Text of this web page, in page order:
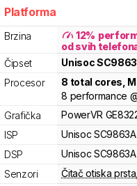
Platforma
Brzina 12%
od svih
Čipset
Unisoc
Procesor
8 total cores ,
8 performance
Grafička
PowerVR
ISP
Unisoc SC9863A
DSP
Unisoc SC9863A
Senzori
Čitač otiska prsta